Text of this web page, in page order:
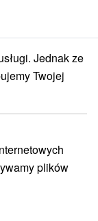
Štrbské Pleso
Pleso
Jednak ze
Twojej
plików